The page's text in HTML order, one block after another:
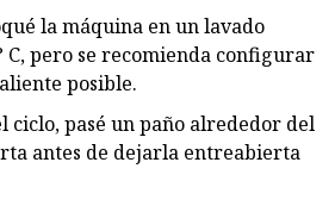
la máquina en un lavado
C, pero se recomienda configurar
posible.
ciclo, pasé un paño alrededor del
antes de dejarla entreabierta